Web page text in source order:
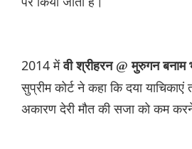
2014 मेंवी श्रीहरन @ मुरुगन
सुप्रीम कोर्ट ने कहा कि दया
अकारण देरी मौत की सजा को कम